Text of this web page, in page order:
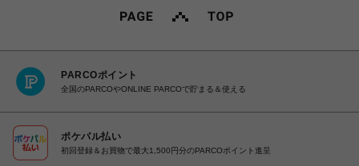
PARCOポイント
全国のPARCOやONLINE PARCOで貯まる＆使える
ポケパル払い
初回登録＆お買物で最大1,500円分のPARCOポイント進呈